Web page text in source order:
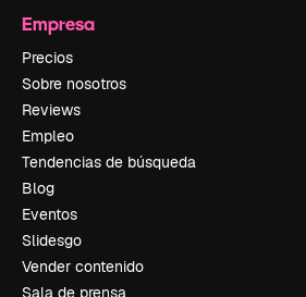
Empresa
Precios
Sobre nosotros
Reviews
Empleo
Tendencias de búsqueda
Blog
Eventos
Slidesgo
Vender contenido
Sala de prensa